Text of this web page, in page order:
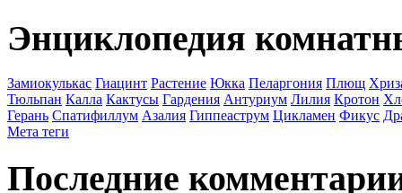
Энциклопедия
Замиокулькас Гиацинт Растение Юкка Пеларгония Плющ
Тюльпан Калла Кактусы Гардения Антуриум Лилия Кротон
Герань Спатифиллум Азалия Гиппеаструм Цикламен Фикус
Мета теги
Последние